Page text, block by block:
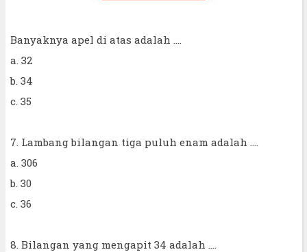
Banyaknya apel di atas adalah ....
a. 32
b. 34
c. 35
7. Lambang bilangan tiga puluh enam adalah ....
a. 306
b. 30
c. 36
8. Bilangan yang mengapit 34 adalah ....